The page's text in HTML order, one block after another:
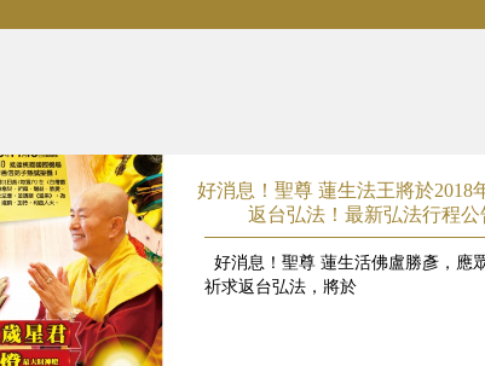
好消息！聖尊 蓮生法王將於2018
返台弘法！最新弘法行程公
好消息！聖尊 蓮生活佛盧勝彥，應
祈求返台弘法，將於